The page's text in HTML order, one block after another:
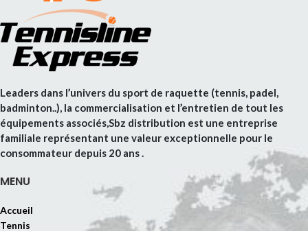
Leaders dans l’univers du sport de raquette (tennis, padel,
badminton..), la commercialisation et l’entretien de tout les
équipements associés,Sbz distribution est une entreprise
familiale représentant une valeur exceptionnelle pour le
consommateur depuis 20 ans .
MENU
Accueil
Tennis